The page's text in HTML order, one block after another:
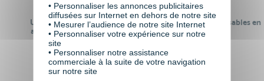
Un réseau de 22 000
anciens participants
100% des formations réalisables en
digital learning
• Personnaliser les annonces publicitaires
diffusées sur Internet en dehors de notre site
• Mesurer l’audience de notre site Internet
• Personnaliser votre expérience sur notre
site
• Personnaliser notre assistance
commerciale à la suite de votre navigation
sur notre site